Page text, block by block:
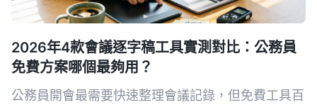
2026年4款會議逐字稿工具實測對比：公務員
免費方案哪個最夠用？
公務員開會最需要快速整理會議記錄，但免費工具百